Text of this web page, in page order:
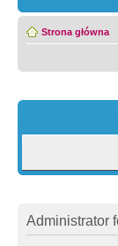
Strona główna
Administrator